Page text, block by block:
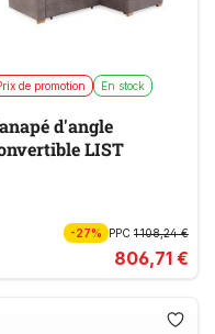
de promotion En stock
d'angle
LIST
-27% PPC1 108,24 €
806,71 €